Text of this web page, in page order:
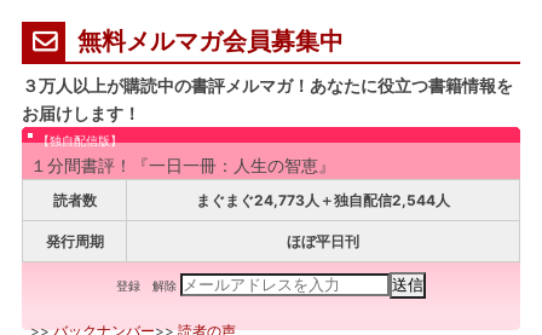
無料メルマガ会員募集中
３万人以上が購読中の書評メルマガ！あなたに役立つ書籍情報を
お届けします！
【独自配信版】
１分間書評！『一日一冊：人生の智恵』
読者数 まぐまぐ24,773人＋独自配信2,544人
発行周期 ほぼ平日刊
登録 解除
>>バックナンバー>>読者の声